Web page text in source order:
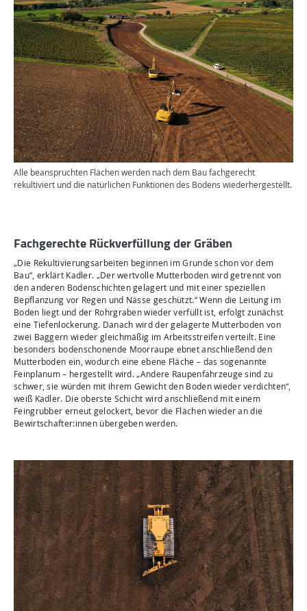
Alle beanspruchten Flächen werden nach dem Bau fachgerecht
rekultiviert und die natürlichen Funktionen des Bodens wiederhergestellt.
Fachgerechte Rückverfüllung der Gräben
„Die Rekultivierungsarbeiten beginnen im Grunde schon vor dem
Bau“, erklärt Kadler. „Der wertvolle Mutterboden wird getrennt von
den anderen Bodenschichten gelagert und mit einer speziellen
Bepflanzung vor Regen und Nässe geschützt.“ Wenn die Leitung im
Boden liegt und der Rohrgraben wieder verfüllt ist, erfolgt zunächst
eine Tiefenlockerung. Danach wird der gelagerte Mutterboden von
zwei Baggern wieder gleichmäßig im Arbeitsstreifen verteilt. Eine
besonders bodenschonende Moorraupe ebnet anschließend den
Mutterboden ein, wodurch eine ebene Fläche – das sogenannte
Feinplanum – hergestellt wird. „Andere Raupenfahrzeuge sind zu
schwer, sie würden mit ihrem Gewicht den Boden wieder verdichten“,
weiß Kadler. Die oberste Schicht wird anschließend mit einem
Feingrubber erneut gelockert, bevor die Flächen wieder an die
Bewirtschafter:innen übergeben werden.